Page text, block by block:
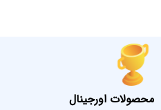
محصولات اورجینال